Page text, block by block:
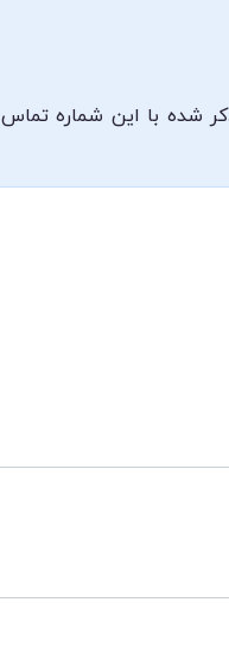
که می‌توانید در ساعات کاری ذکر شده با این شماره تماس